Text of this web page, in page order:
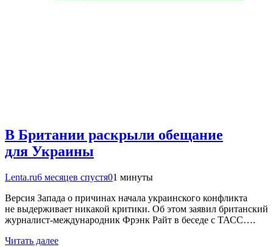
В Британии раскрыли обещание
для Украины
Lenta.ru6 месяцев спустя01 минуты
Версия Запада о причинах начала украинского конфликта
не выдерживает никакой критики. Об этом заявил британский
журналист-международник Фрэнк Райт в беседе с ТАСС….
Читать далее